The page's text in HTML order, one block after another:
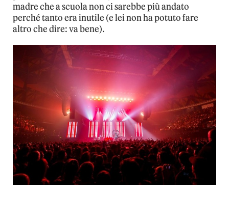
madre che a scuola non ci sarebbe più andato
perché tanto era inutile (e lei non ha potuto fare
altro che dire: va bene).